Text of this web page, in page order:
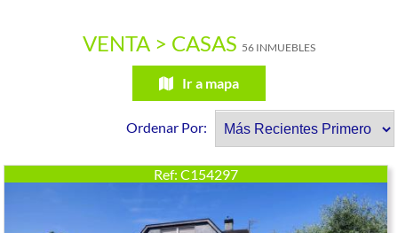
VENTA > CASAS 56 INMUEBLES
Ir a mapa
Ordenar Por:
Ref: C154297